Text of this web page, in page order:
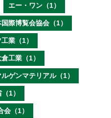
エー・ワン（1）
国際博覧会協会（1）
業（1）
工業（1）
ルゲンマテリアル（1）
1）
（1）